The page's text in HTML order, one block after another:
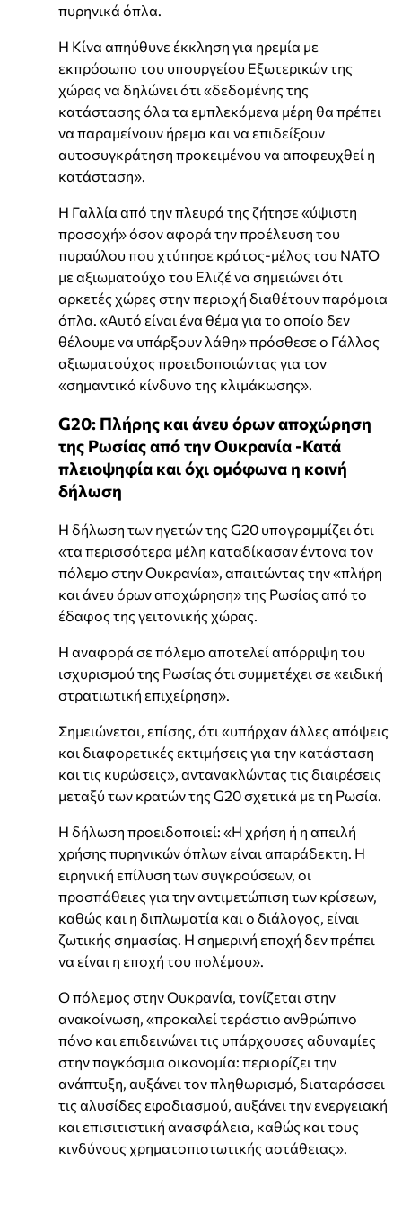
πυρηνικά όπλα.
Η Κίνα απηύθυνε έκκληση για ηρεμία με
εκπρόσωπο του υπουργείου Εξωτερικών της
χώρας να δηλώνει ότι «δεδομένης της
κατάστασης όλα τα εμπλεκόμενα μέρη θα πρέπει
να παραμείνουν ήρεμα και να επιδείξουν
αυτοσυγκράτηση προκειμένου να αποφευχθεί η
κατάσταση».
Η Γαλλία από την πλευρά της ζήτησε «ύψιστη
προσοχή» όσον αφορά την προέλευση του
πυραύλου που χτύπησε κράτος-μέλος του ΝΑΤΟ
με αξιωματούχο του Ελιζέ να σημειώνει ότι
αρκετές χώρες στην περιοχή διαθέτουν παρόμοια
όπλα. «Αυτό είναι ένα θέμα για το οποίο δεν
θέλουμε να υπάρξουν λάθη» πρόσθεσε ο Γάλλος
αξιωματούχος προειδοποιώντας για τον
«σημαντικό κίνδυνο της κλιμάκωσης».
G20: Πλήρης και άνευ όρων αποχώρηση
της Ρωσίας από την Ουκρανία -Κατά
πλειοψηφία και όχι ομόφωνα η κοινή
δήλωση
Η δήλωση των ηγετών της G20 υπογραμμίζει ότι
«τα περισσότερα μέλη καταδίκασαν έντονα τον
πόλεμο στην Ουκρανία», απαιτώντας την «πλήρη
και άνευ όρων αποχώρηση» της Ρωσίας από το
έδαφος της γειτονικής χώρας.
Η αναφορά σε πόλεμο αποτελεί απόρριψη του
ισχυρισμού της Ρωσίας ότι συμμετέχει σε «ειδική
στρατιωτική επιχείρηση».
Σημειώνεται, επίσης, ότι «υπήρχαν άλλες απόψεις
και διαφορετικές εκτιμήσεις για την κατάσταση
και τις κυρώσεις», αντανακλώντας τις διαιρέσεις
μεταξύ των κρατών της G20 σχετικά με τη Ρωσία.
Η δήλωση προειδοποιεί: «Η χρήση ή η απειλή
χρήσης πυρηνικών όπλων είναι απαράδεκτη. Η
ειρηνική επίλυση των συγκρούσεων, οι
προσπάθειες για την αντιμετώπιση των κρίσεων,
καθώς και η διπλωματία και ο διάλογος, είναι
ζωτικής σημασίας. Η σημερινή εποχή δεν πρέπει
να είναι η εποχή του πολέμου».
Ο πόλεμος στην Ουκρανία, τονίζεται στην
ανακοίνωση, «προκαλεί τεράστιο ανθρώπινο
πόνο και επιδεινώνει τις υπάρχουσες αδυναμίες
στην παγκόσμια οικονομία: περιορίζει την
ανάπτυξη, αυξάνει τον πληθωρισμό, διαταράσσει
τις αλυσίδες εφοδιασμού, αυξάνει την ενεργειακή
και επισιτιστική ανασφάλεια, καθώς και τους
κινδύνους χρηματοπιστωτικής αστάθειας».